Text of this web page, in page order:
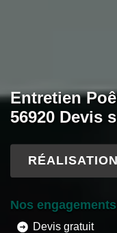
Entretien
56920 Devis
Nos engagements
Devis gratuit